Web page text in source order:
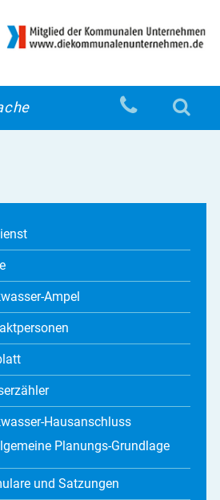
Ampel
Hausanschluss
Planungs-Grundlage
und Satzungen